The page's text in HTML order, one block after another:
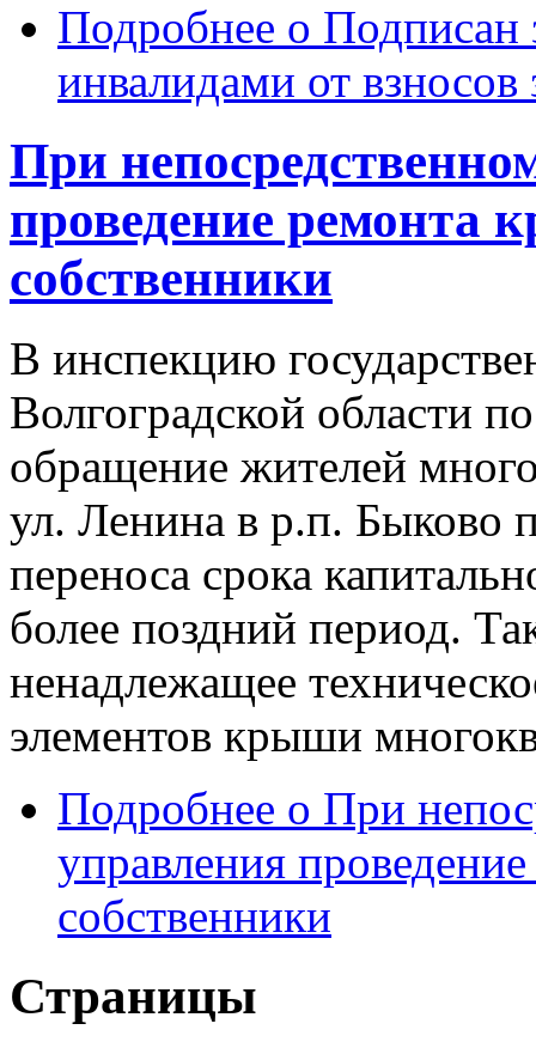
Подробнее о Подписан
инвалидами от взносов
При
проведение ремонта
собственники
В инспекцию
Волгоградской области
обращение жителей
ул. Ленина в р.п. Быково
переноса срока
более поздний период.
ненадлежащее
элементов крыши
Подробнее о При
управления
собственники
Страницы